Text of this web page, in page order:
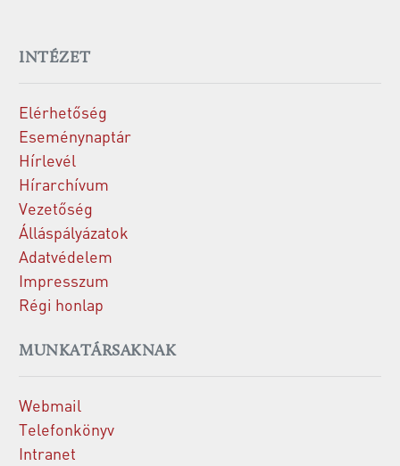
INTÉZET
Elérhetőség
Eseménynaptár
Hírlevél
Hírarchívum
Vezetőség
Álláspályázatok
Adatvédelem
Impresszum
Régi honlap
MUNKATÁRSAKNAK
Webmail
Telefonkönyv
Intranet